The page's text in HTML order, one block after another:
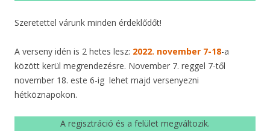
Szeretettel várunk minden érdeklődőt!
A verseny idén is 2 hetes lesz: 2022. november 7-18-a
között kerül megrendezésre. November 7. reggel 7-től
november 18. este 6-ig lehet majd versenyezni
hétköznapokon.
A regisztráció és a felület megváltozik.